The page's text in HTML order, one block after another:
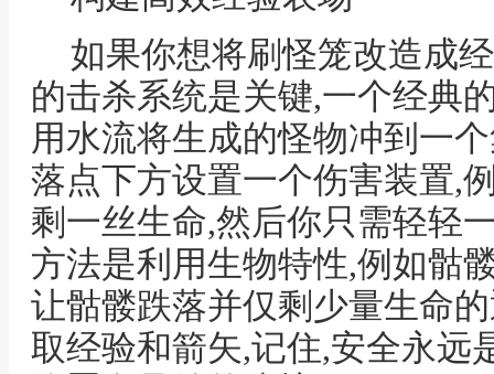
如果你想将刷怪笼改造成
的击杀系统是关键,一个经典
用水流将生成的怪物冲到一
落点下方设置一个伤害装置,
剩一丝生命,然后你只需轻轻
方法是利用生物特性,例如骷
让骷髅跌落并仅剩少量生命
取经验和箭矢,记住,安全永远